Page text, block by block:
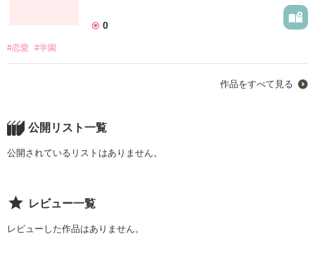
0
#恋愛 #学園
作品をすべて見る
公開リスト一覧
公開されているリストはありません。
レビュー一覧
レビューした作品はありません。